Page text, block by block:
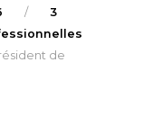
3
de